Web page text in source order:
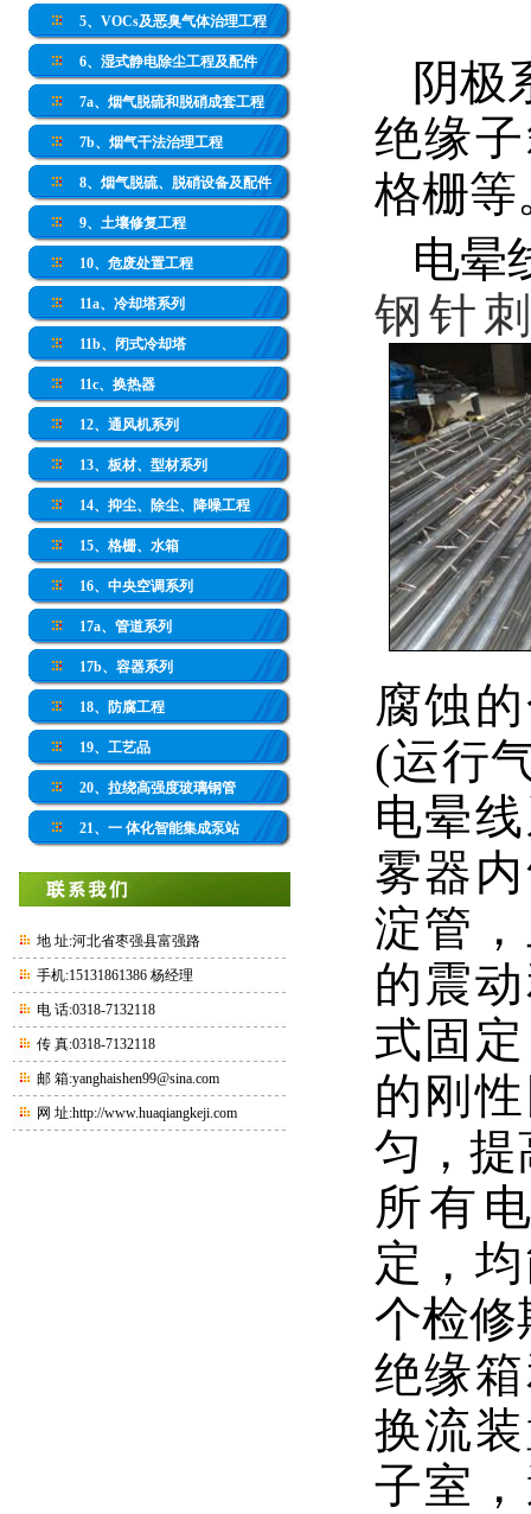
5、VOCs及恶臭气体治理工程
6、湿式静电除尘工程及配件
7a、烟气脱硫和脱硝成套工程
7b、烟气干法治理工程
8、烟气脱硫、脱硝设备及配件
9、土壤修复工程
10、危废处置工程
11a、冷却塔系列
11b、闭式冷却塔
11c、换热器
12、通风机系列
13、板材、型材系列
14、抑尘、除尘、降噪工程
15、格栅、水箱
16、中央空调系列
17a、管道系列
17b、容器系列
18、防腐工程
19、工艺品
20、拉绕高强度玻璃钢管
21、一 体化智能集成泵站
地 址:河北省枣强县富强路
手机:15131861386 杨经理
电 话:0318-7132118
传 真:0318-7132118
邮 箱:yanghaishen99@sina.com
网 址:http://www.huaqiangkeji.com
阴极
绝缘
格栅等
电晕
钢针
腐蚀
(运行
电晕
雾器
淀管
的震
式固
的刚
匀，提
所有
定，
个检修
绝缘
换流
子室